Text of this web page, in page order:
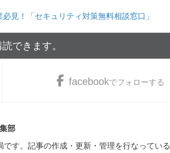
見！「セキュリティ対策無料相談窓口」
できます。
facebookでフォローする
部
す。記事の作成・更新・管理を行なっている